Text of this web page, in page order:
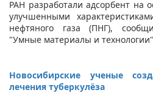
РАН разработали адсорбент на
улучшенными
нефтяного газа (ПНГ),
"Умные материалы и
Новосибирские ученые
лечения туберкулёза